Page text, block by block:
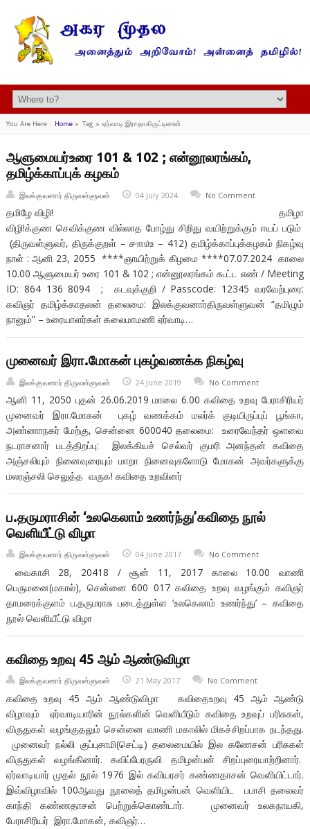
You Are Here : Home» Tag » ஏர்வாடி இராதாகிருட்டிணன்
ஆளுமையர்உரை 101 & 102 ; என்னூலரங்கம்,
தமிழ்க்காப்புக் கழகம்
இலக்குவனார் திருவள்ளுவன் 04 July 2024 No Comment
தமிழே விழி! தமிழா
விழி!க்குண செவிக்குண வில்லாத போழ்து சிறிது வயிற்றுக்கும் ஈயப் படும்
(திருவள்ளுவர், திருக்குறள் – ௪௱௰உ – 412) தமிழ்க்காப்புக்கழகம் நிகழ்வு
நாள் : ஆனி 23, 2055 ****ஞாயிற்றுக் கிழமை ****07.07.2024 காலை
10.00 ஆளுமையர் உரை 101 & 102 ; என்னூலரங்கம் கூட்ட எண் / Meeting
ID: 864 136 8094 ; கடவுக்குறி / Passcode: 12345 வரவேற்புரை:
கவிஞர் தமிழ்க்காதலன் தலைமை: இலக்குவனார்திருவள்ளுவன் “தமிழும்
நானும்” – உரையாளர்கள் கலைமாமணி ஏர்வாடி…
முனைவர் இரா.மோகன் புகழ்வணக்க நிகழ்வு
இலக்குவனார் திருவள்ளுவன் 24 June 2019 No Comment
ஆனி 11, 2050 புதன் 26.06.2019 மாலை 6.00 கவிதை உறவு பேராசிரியர்
முனைவர் இரா.மோகன் புகழ் வணக்கம் மலர்க் குடியிருப்புப் பூங்கா,
அண்ணாநகர் மேற்கு, சென்னை 600040 தலைமை: உரைவேந்தர் ஒளவை
நடராசனார் படத்திறப்பு: இலக்கியச் செல்வர் குமரி அனந்தன் கவிதை
அஞ்சலியும் நினைவுரையும் மாறா நினைவுகளோடு மோகன் அவர்களுக்கு
மலரஞ்சலி செலுத்த வருக! கவிதை உறவினர்
ப.தருமராசின் ‘உலகெலாம் உணர்ந்து’கவிதை நூல்
வெளியீட்டு விழா
இலக்குவனார் திருவள்ளுவன் 04 June 2017 No Comment
வைகாசி 28, 20418 / சூன் 11, 2017 காலை 10.00 வாணி
பெருமனை(மகால்), சென்னை 600 017 கவிதை உறவு வழங்கும் கவிஞர்
தாமரைக்குளம் ப.தருமராசு படைத்துள்ள ‘உலகெலாம் உணர்ந்து’ – கவிதை
நூல் வெளியீட்டு விழா
கவிதை உறவு 45 ஆம் ஆண்டுவிழா
இலக்குவனார் திருவள்ளுவன் 21 May 2017 No Comment
கவிதை உறவு 45 ஆம் ஆண்டுவிழா கவிதைஉறவு 45 ஆம் ஆண்டு
விழாவும் ஏர்வாடியாரின் நூல்களின் வெளியீடும் கவிதை உறவுப் பரிசுகள்,
விருதுகள் வழங்குதலும் சென்னை வாணி மகாலில் மிகச்சிறப்பாக நடந்தது.
முனைவர் நல்லி குப்புசாமி(செட்டி) தலைமையில் இல கணேசன் பரிசுகள்
விருதுகள் வழங்கினார். கவிப்பேரருவி தமிழன்பன் சிறப்புரையாற்றினார்.
ஏர்வாடியார் முதல் நூல் 1976 இல் கவியரசர் கண்ணதாசன் வெளியிட்டார்.
இவ்விழாவில் 100ஆவது நூலைத் தமிழன்பன் வெளியிட பபாசி தலைவர்
காந்தி கண்ணதாசன் பெற்றுக்கொண்டார். முனைவர் உலகநாயகி,
பேராசிரியர் இரா.மோகன், கவிஞர்…